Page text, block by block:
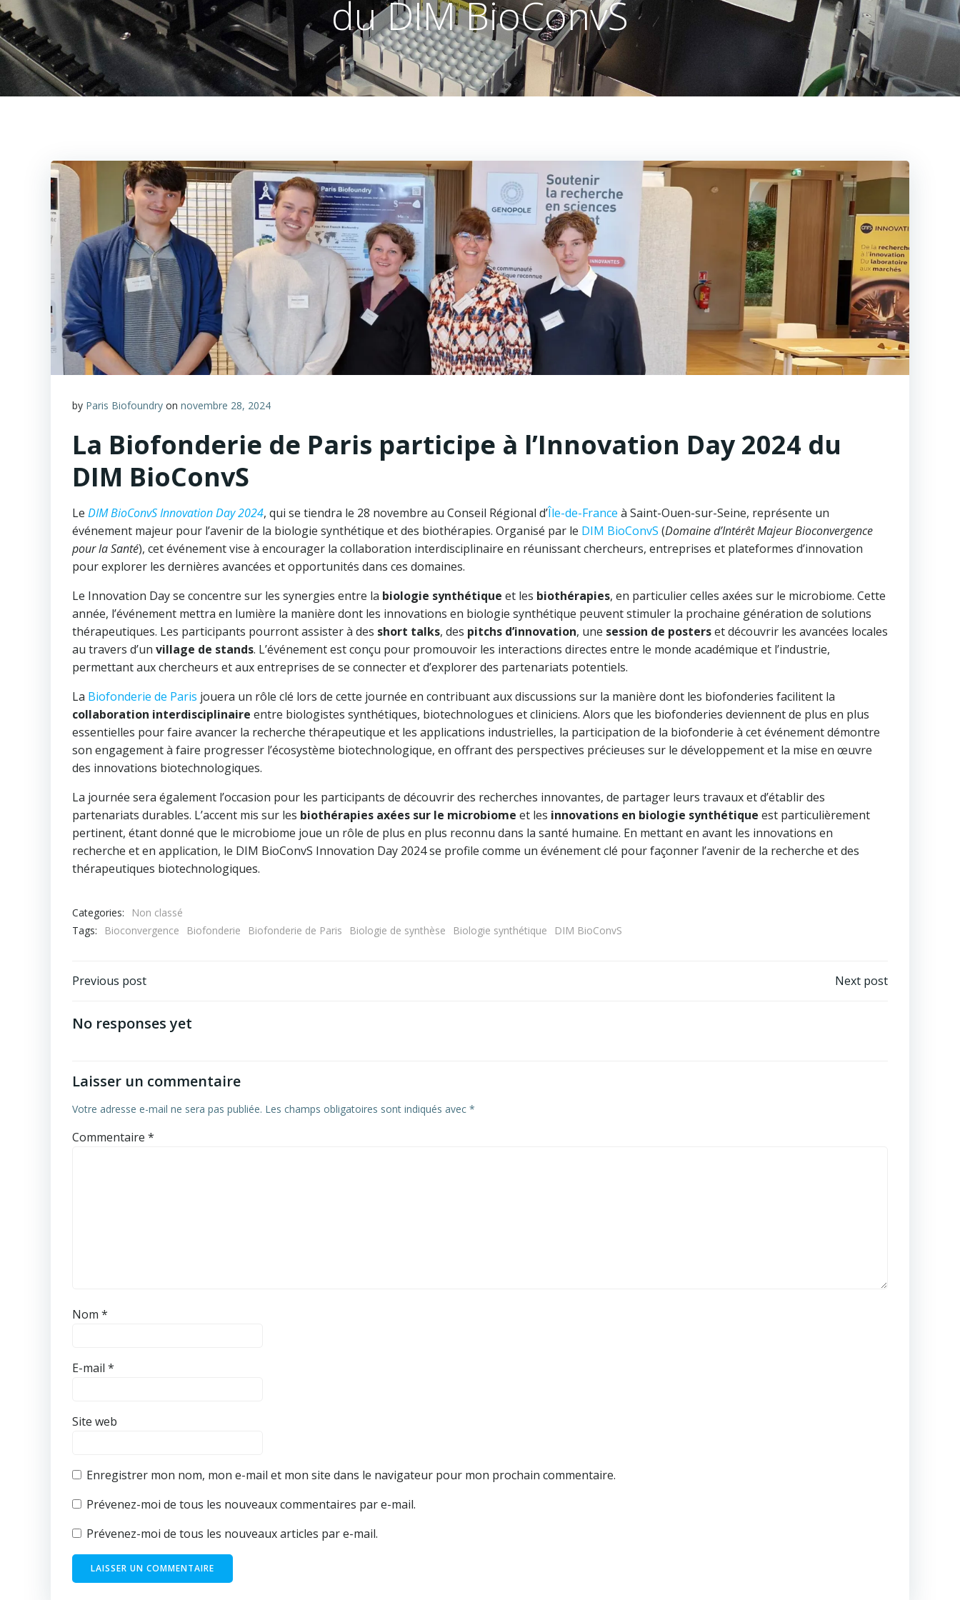
du DIM BioConvS
by Paris Biofoundry on novembre 28, 2024
La Biofonderie de Paris participe à l’Innovation Day 2024 du
DIM BioConvS
Le DIM BioConvS Innovation Day 2024, qui se tiendra le 28 novembre au Conseil Régional d’Île-de-France à Saint-Ouen-sur-Seine, représente un
événement majeur pour l’avenir de la biologie synthétique et des biothérapies. Organisé par le DIM BioConvS (Domaine d’Intérêt Majeur Bioconvergence
pour la Santé), cet événement vise à encourager la collaboration interdisciplinaire en réunissant chercheurs, entreprises et plateformes d’innovation
pour explorer les dernières avancées et opportunités dans ces domaines.
Le Innovation Day se concentre sur les synergies entre la biologie synthétique et les biothérapies, en particulier celles axées sur le microbiome. Cette
année, l’événement mettra en lumière la manière dont les innovations en biologie synthétique peuvent stimuler la prochaine génération de solutions
thérapeutiques. Les participants pourront assister à des short talks, des pitchs d’innovation, une session de posterset découvrir les avancées locales
au travers d’un village de stands. L’événement est conçu pour promouvoir les interactions directes entre le monde académique et l’industrie,
permettant aux chercheurs et aux entreprises de se connecter et d’explorer des partenariats potentiels.
La Biofonderie de Paris jouera un rôle clé lors de cette journée en contribuant aux discussions sur la manière dont les biofonderies facilitent la
collaboration interdisciplinaire entre biologistes synthétiques, biotechnologues et cliniciens. Alors que les biofonderies deviennent de plus en plus
essentielles pour faire avancer la recherche thérapeutique et les applications industrielles, la participation de la biofonderie à cet événement démontre
son engagement à faire progresser l’écosystème biotechnologique, en offrant des perspectives précieuses sur le développement et la mise en œuvre
des innovations biotechnologiques.
La journée sera également l’occasion pour les participants de découvrir des recherches innovantes, de partager leurs travaux et d’établir des
partenariats durables. L’accent mis sur les biothérapies axées sur le microbiome et les innovations en biologie synthétique est particulièrement
pertinent, étant donné que le microbiome joue un rôle de plus en plus reconnu dans la santé humaine. En mettant en avant les innovations en
recherche et en application, le DIM BioConvS Innovation Day 2024 se profile comme un événement clé pour façonner l’avenir de la recherche et des
thérapeutiques biotechnologiques.
Categories:
Non classé
Tags:
Bioconvergence Biofonderie Biofonderie de Paris Biologie de synthèse Biologie synthétique DIM BioConvS
Post
navigation
Previous post Next post
No responses yet
Laisser un commentaire
Votre adresse e-mail ne sera pas publiée. Les champs obligatoires sont indiqués avec *
Commentaire *
Nom *
E-mail *
Site web
Enregistrer mon nom, mon e-mail et mon site dans le navigateur pour mon prochain commentaire.
Prévenez-moi de tous les nouveaux commentaires par e-mail.
Prévenez-moi de tous les nouveaux articles par e-mail.